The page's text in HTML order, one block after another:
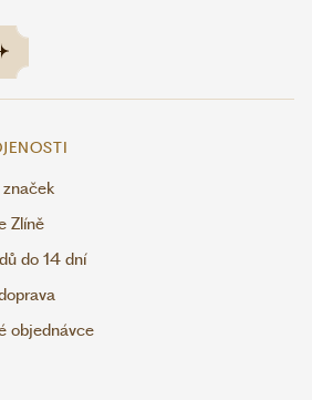
Zlíně
do 14 dní
objednávce